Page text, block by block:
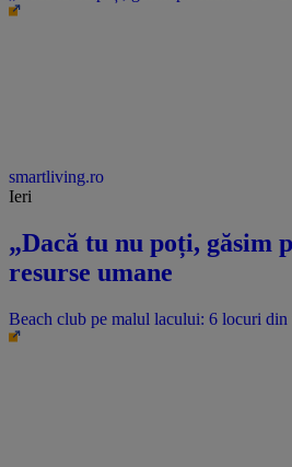
smartliving.ro
Ieri
„Dacă tu nu poți, găsim
resurse umane
Beach club pe malul lacului: 6 locuri din